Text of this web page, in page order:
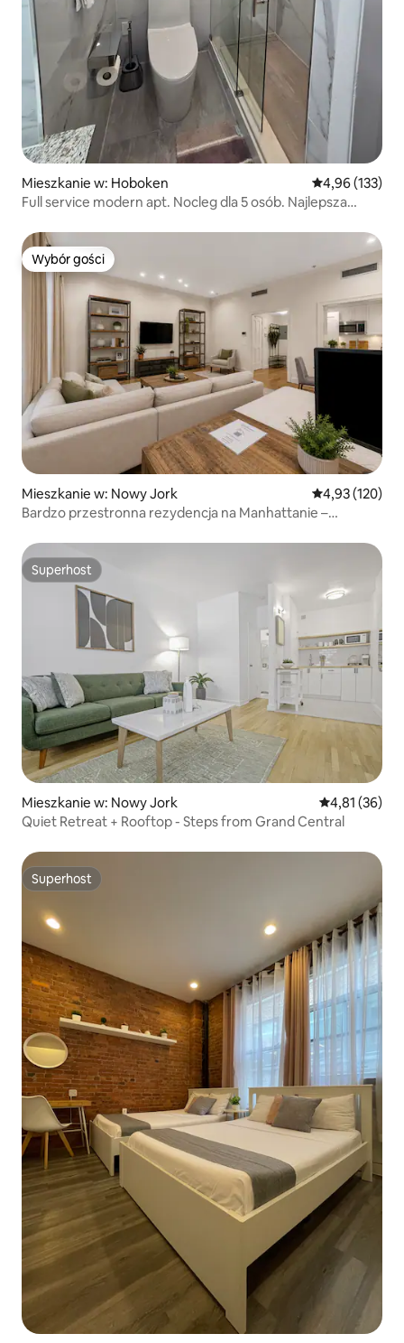
Mieszkanie w: Hoboken Średnia
4,96 (133)
Full service modern apt. Nocleg dla 5 osób. Najlepsza
Wybór gości
Wybór gości
Mieszkanie w: Nowy Jork Średnia
4,93 (120)
Bardzo przestronna rezydencja na Manhattanie –
Superhost
Superhost
Mieszkanie w: Nowy Jork Średnia
4,81 (36)
Quiet Retreat + Rooftop - Steps from Grand Central
Superhost
Superhost